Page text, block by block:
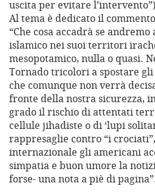
uscita per evitare
Al tema è dedicato il
“Che cosa accadrà se
islamico nei suoi territori
mesopotamico, nulla o quasi.
Tornado tricolori a spostare
che comunque non verrà
fronte della nostra sicurezza,
grado il rischio di attentati
cellule jihadiste o di ‘lupi
rappresaglie contro “i
internazionale gli americani
simpatia e buon umore la
forse- una nota a piè di